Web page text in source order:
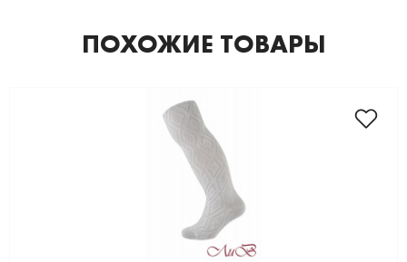
ПОХОЖИЕ ТОВАРЫ